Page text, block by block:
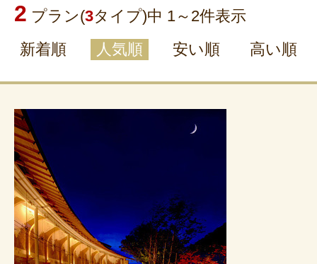
2 プラン(3タイプ)中 1～ 2件表示
新着順
人気順 安い順 高い順